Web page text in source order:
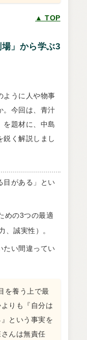
▲ TOP
」から学ぶ3
ように人や物事
。今回は、青汁
を題材に、中島
鋭く解説しまし
目がある」とい
めの3つの最適
、誠実性）。
たい間違ってい
を養う上で最
りも『自分は
という事実を
んは無責任